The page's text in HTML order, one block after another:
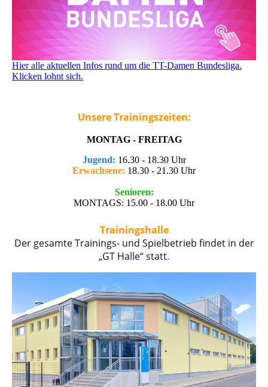
Hier alle aktuellen Infos rund um die TT-Damen Bundesliga.
Klicken lohnt sich.
Unsere Trainingszeiten:
MONTAG - FREITAG
Jugend: 16.30 - 18.30 Uhr
Erwachsene: 18.30 - 21.30 Uhr
Senioren:
MONTAGS: 15.00 - 18.00 Uhr
Trainingshalle
Der gesamte Trainings- und Spielbetrieb findet in der
„GT Halle“ statt.